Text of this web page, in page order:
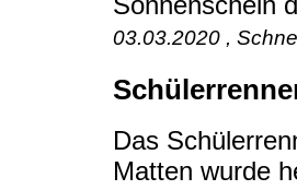
03.03.2020 ,
Das
Matten wurde